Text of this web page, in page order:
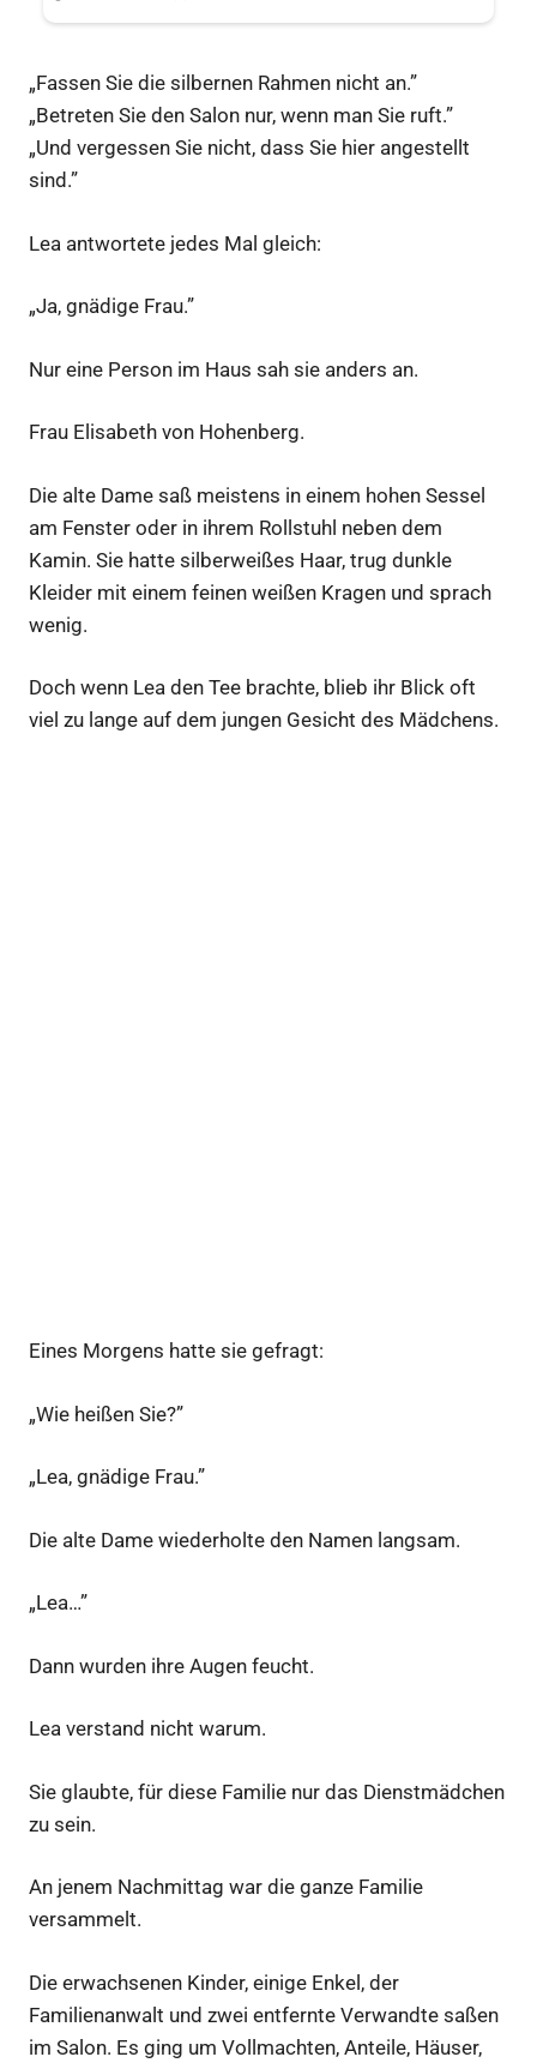
„Fassen Sie die silbernen Rahmen nicht an.”
„Betreten Sie den Salon nur, wenn man Sie ruft.”
„Und vergessen Sie nicht, dass Sie hier angestellt
sind.”
Lea antwortete jedes Mal gleich:
„Ja, gnädige Frau.”
Nur eine Person im Haus sah sie anders an.
Frau Elisabeth von Hohenberg.
Die alte Dame saß meistens in einem hohen Sessel
am Fenster oder in ihrem Rollstuhl neben dem
Kamin. Sie hatte silberweißes Haar, trug dunkle
Kleider mit einem feinen weißen Kragen und sprach
wenig.
Doch wenn Lea den Tee brachte, blieb ihr Blick oft
viel zu lange auf dem jungen Gesicht des Mädchens.
Eines Morgens hatte sie gefragt:
„Wie heißen Sie?”
„Lea, gnädige Frau.”
Die alte Dame wiederholte den Namen langsam.
„Lea…”
Dann wurden ihre Augen feucht.
Lea verstand nicht warum.
Sie glaubte, für diese Familie nur das Dienstmädchen
zu sein.
An jenem Nachmittag war die ganze Familie
versammelt.
Die erwachsenen Kinder, einige Enkel, der
Familienanwalt und zwei entfernte Verwandte saßen
im Salon. Es ging um Vollmachten, Anteile, Häuser,